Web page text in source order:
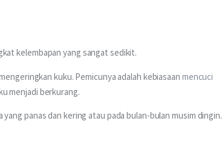
kelembapan yang sangat sedikit.
kuku. Pemicunya adalah kebiasaan mencuci
menjadi berkurang.
panas dan kering atau pada bulan-bulan musim dingin.